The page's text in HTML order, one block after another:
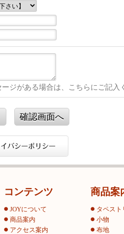
ジがある場合は、こちらにご記入
確認画面へ
コンテンツ
JOYについて
商品案内
アクセス案内
商品案
タペスト
小物
布地